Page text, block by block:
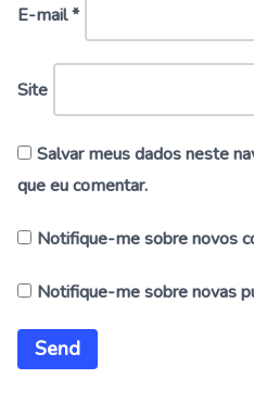
E-mail*
Site
Salvar meus dados neste
que eu comentar.
Notifique-me sobre novos
Notifique-me sobre novas